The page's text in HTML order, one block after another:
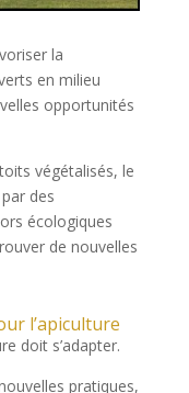
la
en milieu
opportunités
végétalisés, le
des
écologiques
de nouvelles
l’apiculture
doit s’adapter.
pratiques,